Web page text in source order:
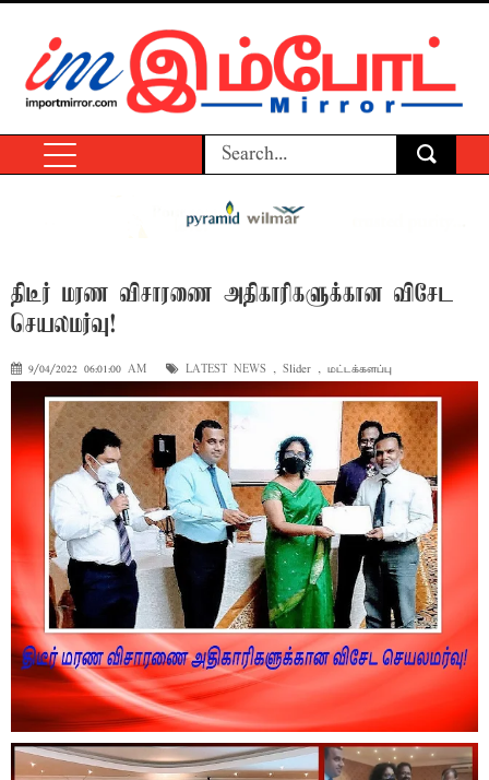
திடீர் மரண விசாரணை அதிகாரிகளுக்கான விசேட
செயலமர்வு!
9/04/2022 06:01:00 AM LATEST NEWS , Slider , மட்டக்களப்பு